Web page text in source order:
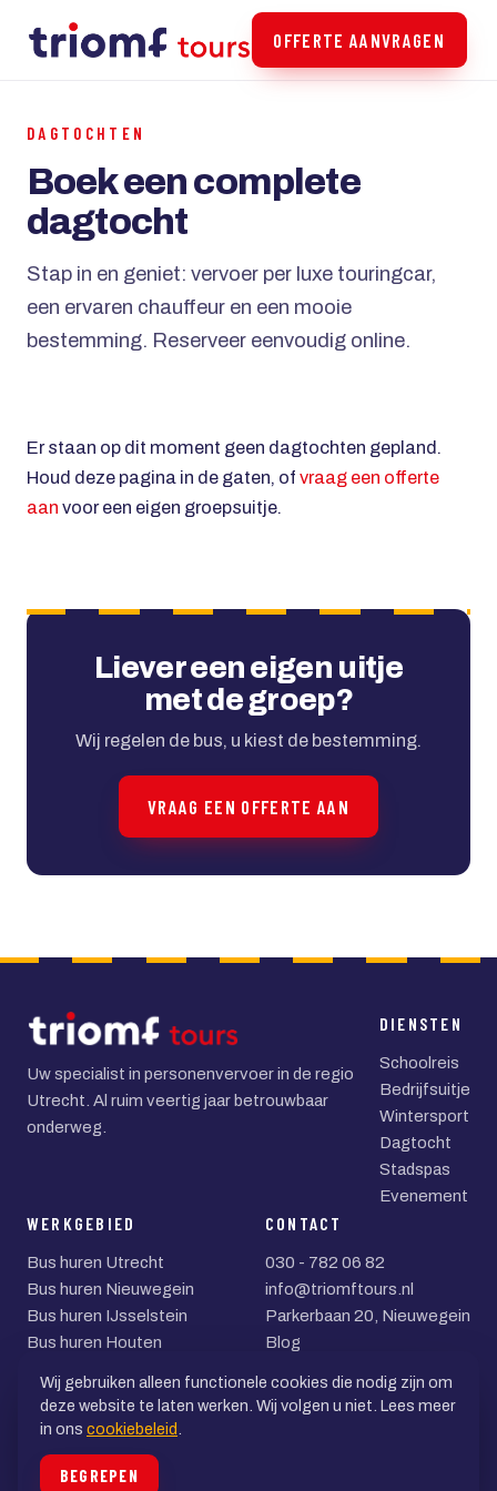
OFFERTE AANVRAGEN
DAGTOCHTEN
Boek een complete
dagtocht
Stap in en geniet: vervoer per luxe touringcar,
een ervaren chauffeur en een mooie
bestemming. Reserveer eenvoudig online.
Er staan op dit moment geen dagtochten gepland.
Houd deze pagina in de gaten, of vraag een offerte
aan voor een eigen groepsuitje.
Liever een eigen uitje
met de groep?
Wij regelen de bus, u kiest de bestemming.
VRAAG EEN OFFERTE AAN
Uw specialist in personenvervoer in de regio
Utrecht. Al ruim veertig jaar betrouwbaar
onderweg.
DIENSTEN
Schoolreis
Bedrijfsuitje
Wintersport
Dagtocht
Stadspas
Evenement
WERKGEBIED
Bus huren Utrecht
Bus huren Nieuwegein
Bus huren IJsselstein
Bus huren Houten
Bus huren Woerden
CONTACT
030 - 782 06 82
info@triomftours.nl
Parkerbaan 20, Nieuwegein
Blog
© 2026 Triomf Tours BV
Wij gebruiken alleen functionele cookies die nodig zijn om
deze website te laten werken. Wij volgen u niet. Lees meer
in ons cookiebeleid
BEGREPEN